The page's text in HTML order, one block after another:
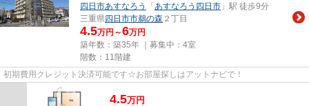
四日市あすなろう
「 あすなろう四日市 」駅 徒歩9分
三重県四日市市鵜の森 ２丁目
4.5万円～6万円
築年数：築35年 ｜募集中： 4室
階数：11階建
初期費用クレジット決済可能です☆お部屋探しはアットナビで！
4.5万円